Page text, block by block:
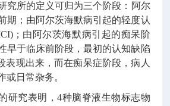
究所的定义可归为三个阶段： 阿尔
期；由阿尔茨海默病引起的轻度认
；由阿尔茨海默病引起的痴呆 阶
早于临床前阶段，最初的认知缺陷
表现出来，而在痴呆症阶段，病人
或日常杂务。
研究表明，4种脑脊液生物标志物